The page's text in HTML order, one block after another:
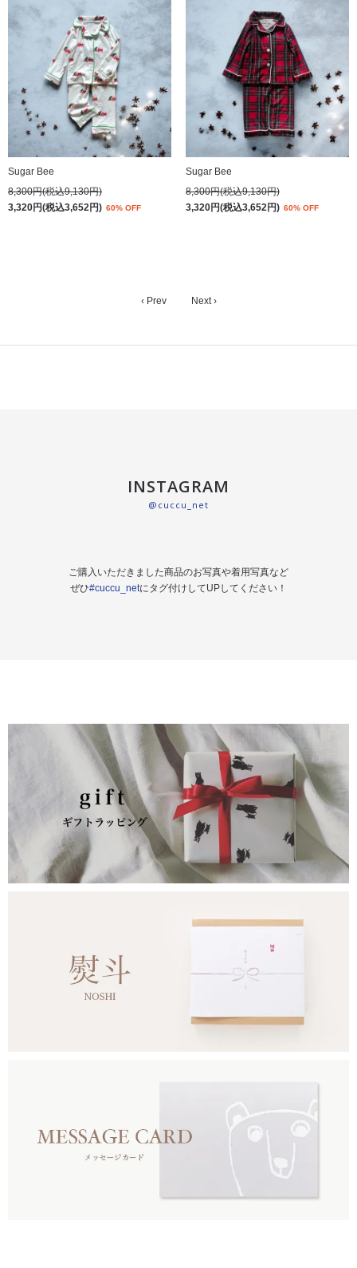
Sugar Bee
8,300円(税込9,130円)
3,320円(税込3,652円) 60% OFF
Sugar Bee
8,300円(税込9,130円)
3,320円(税込3,652円) 60% OFF
‹ Prev Next ›
INSTAGRAM
@cuccu_net
ご購入いただきました商品のお写真や着用写真など
ぜひ#cuccu_netにタグ付けしてUPしてください！